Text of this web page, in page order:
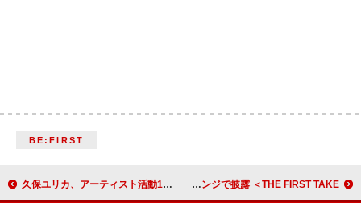
BE:FIRST
久保ユリカ、アーティスト活動10周年＆活動終了を記念したラストAL『シカノコ』発売／イベント決定 Tani Yuuki、ストリーミング1億再生突破の「おかえり」をアコースティックアレンジで披露 ＜THE FIRST TAKE＞